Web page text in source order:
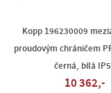
Kopp 196230009
proudovým chráničem
černá, bílá
10 362,-